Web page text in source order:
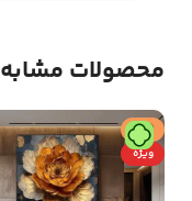
محصولات مشابه
حراج
ویژه